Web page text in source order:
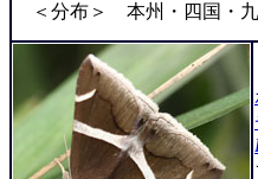
＜分布＞ 本州・四国・九